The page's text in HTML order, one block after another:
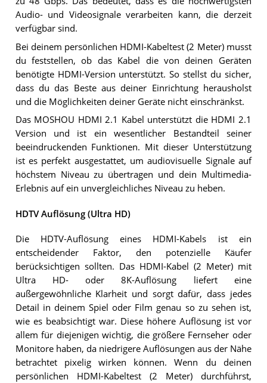
Audio- und Videosignale verarbeiten kann, die derzeit
verfügbar sind.
Bei deinem persönlichen HDMI-Kabeltest (2 Meter) musst
du feststellen, ob das Kabel die von deinen Geräten
benötigte HDMI-Version unterstützt. So stellst du sicher,
dass du das Beste aus deiner Einrichtung herausholst
und die Möglichkeiten deiner Geräte nicht einschränkst.
Das MOSHOU HDMI 2.1 Kabel unterstützt die HDMI 2.1
Version und ist ein wesentlicher Bestandteil seiner
beeindruckenden Funktionen. Mit dieser Unterstützung
ist es perfekt ausgestattet, um audiovisuelle Signale auf
höchstem Niveau zu übertragen und dein Multimedia-
Erlebnis auf ein unvergleichliches Niveau zu heben.
HDTV Auflösung (Ultra HD)
Die HDTV-Auflösung eines HDMI-Kabels ist ein
entscheidender Faktor, den potenzielle Käufer
berücksichtigen sollten. Das HDMI-Kabel (2 Meter) mit
Ultra HD- oder 8K-Auflösung liefert eine
außergewöhnliche Klarheit und sorgt dafür, dass jedes
Detail in deinem Spiel oder Film genau so zu sehen ist,
wie es beabsichtigt war. Diese höhere Auflösung ist vor
allem für diejenigen wichtig, die größere Fernseher oder
Monitore haben, da niedrigere Auflösungen aus der Nähe
betrachtet pixelig wirken können. Wenn du deinen
persönlichen HDMI-Kabeltest (2 Meter) durchführst,